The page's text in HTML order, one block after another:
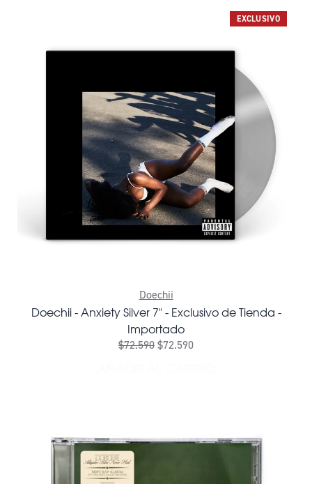
EXCLUSIVO
Doechii
Doechii - Anxiety Silver 7" - Exclusivo de Tienda -
Importado
$72.590$72.590